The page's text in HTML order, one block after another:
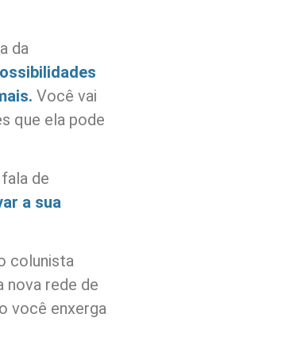
da
Você vai
que ela pode
de
a sua
colunista
nova rede de
você enxerga